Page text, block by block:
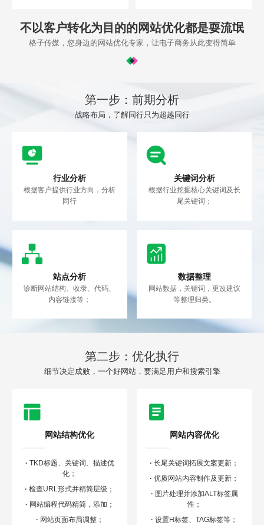
不以客户转化为目的的网站优化都是耍流氓
格子传媒，您身边的网站优化专家，让电子商务从此变得简单
第一步：前期分析
战略布局，了解同行只为超越同行
行业分析
根据客户提供行业方向，分析
同行
关键词分析
根据行业挖掘核心关键词及长
尾关键词；
站点分析
诊断网站结构、收录、代码、
内容链接等；
数据整理
网站数据，关键词，更改建议
等整理归类。
第二步：优化执行
细节决定成败，一个好网站，要满足用户和搜索引擎
网站结构优化
· TKD标题、关键词、描述优
化；
· 检查URL形式并精简层级；
· 网站编程代码精简，添加；
· 网站页面布局调整；
网站内容优化
· 长尾关键词拓展文案更新；
· 优质网站内容制作及更新；
· 图片处理并添加ALT标签属
性；
· 设置H标签、TAG标签等；